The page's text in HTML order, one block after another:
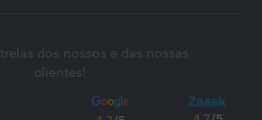
dos nossos e das nossas
clientes!